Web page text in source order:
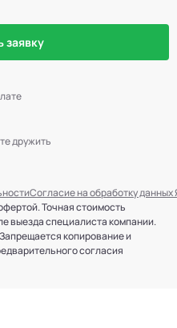
заявку
дружить
Точная стоимость
выезда специалиста компании.
копирование и
согласия
Согласие на обработку